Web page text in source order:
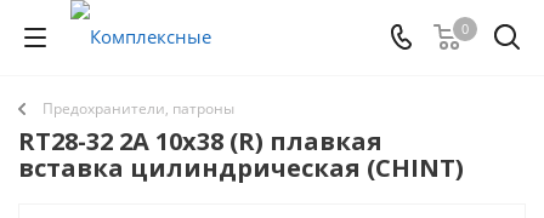
0
Предохранители, патроны
RT28-32 2A 10х38 (R) плавкая
вставка цилиндрическая (CHINT)